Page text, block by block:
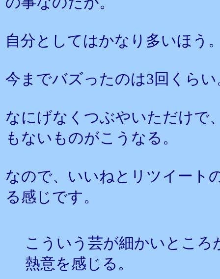
自分としてはかなり多いほう
今までバズったのは3回くらい
なにげなくつぶやいただけで
もないものがこうなる。
なので、いいねとリツイート
る感じです。
こういう芸が細かいところ
熱意を感じる。